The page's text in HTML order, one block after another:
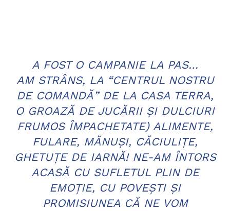
A FOST O CAMPANIE LA PAS…
AM STRÂNS, LA “CENTRUL NOSTRU
DE COMANDĂ” DE LA CASA TERRA,
O GROAZĂ DE JUCĂRII ŞI DULCIURI
FRUMOS ÎMPACHETATE) ALIMENTE,
FULARE, MĂNUŞI, CĂCIULIŢE,
GHETUŢE DE IARNĂ! NE-AM ÎNTORS
ACASĂ CU SUFLETUL PLIN DE
EMOŢIE, CU POVEŞTI ŞI
PROMISIUNEA CĂ NE VOM